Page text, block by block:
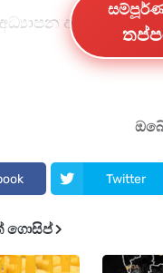
අමාත්‍යාංශ
පාසල් සංඛ්‍යාව
නොහැකි පාසල්
Twitter
ගොසිප්